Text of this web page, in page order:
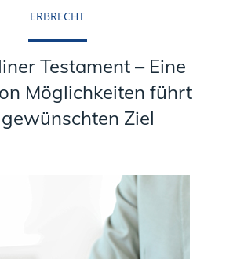
ERBRECHT
Testament – Eine
Möglichkeiten führt
Ziel